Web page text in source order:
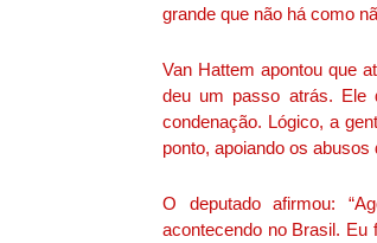
grande que não há como
Van Hattem apontou que
deu um passo atrás. Ele
condenação. Lógico, a
ponto, apoiando os
O deputado afirmou:
acontecendo no Brasil. Eu